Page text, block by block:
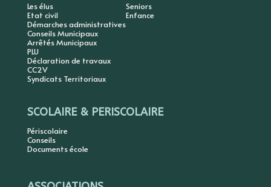
Les élus
Etat civil
Démarches administratives
Conseils Municipaux
Arrêtés Municipaux
PLU
Déclaration de travaux
CC2V
Syndicats Territoriaux
Seniors
Enfance
SCOLAIRE & PERISCOLAIRE
Périscolaire
Conseils
Documents école